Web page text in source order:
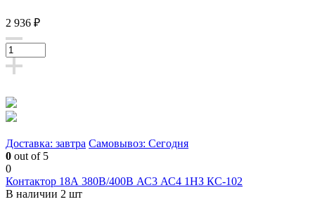
2 936 ₽
Доставка: завтра Самовывоз: Сегодня
0 out of 5
0
Контактор 18А 380В/400В АС3 АС4 1НЗ КС-102
В наличии 2 шт